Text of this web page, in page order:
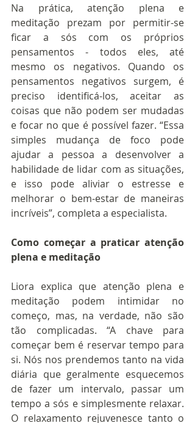
Na prática, atenção plena e
meditação prezam por permitir-se
ficar a sós com os próprios
pensamentos - todos eles, até
mesmo os negativos. Quando os
pensamentos negativos surgem, é
preciso identificá-los, aceitar as
coisas que não podem ser mudadas
e focar no que é possível fazer. “Essa
simples mudança de foco pode
ajudar a pessoa a desenvolver a
habilidade de lidar com as situações,
e isso pode aliviar o estresse e
melhorar o bem-estar de maneiras
incríveis”, completa a especialista.
Como começar a praticar atenção
plena e meditação
Liora explica que atenção plena e
meditação podem intimidar no
começo, mas, na verdade, não são
tão complicadas. “A chave para
começar bem é reservar tempo para
si. Nós nos prendemos tanto na vida
diária que geralmente esquecemos
de fazer um intervalo, passar um
tempo a sós e simplesmente relaxar.
O relaxamento rejuvenesce tanto o